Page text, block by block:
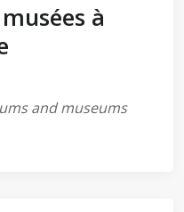
à
and museums